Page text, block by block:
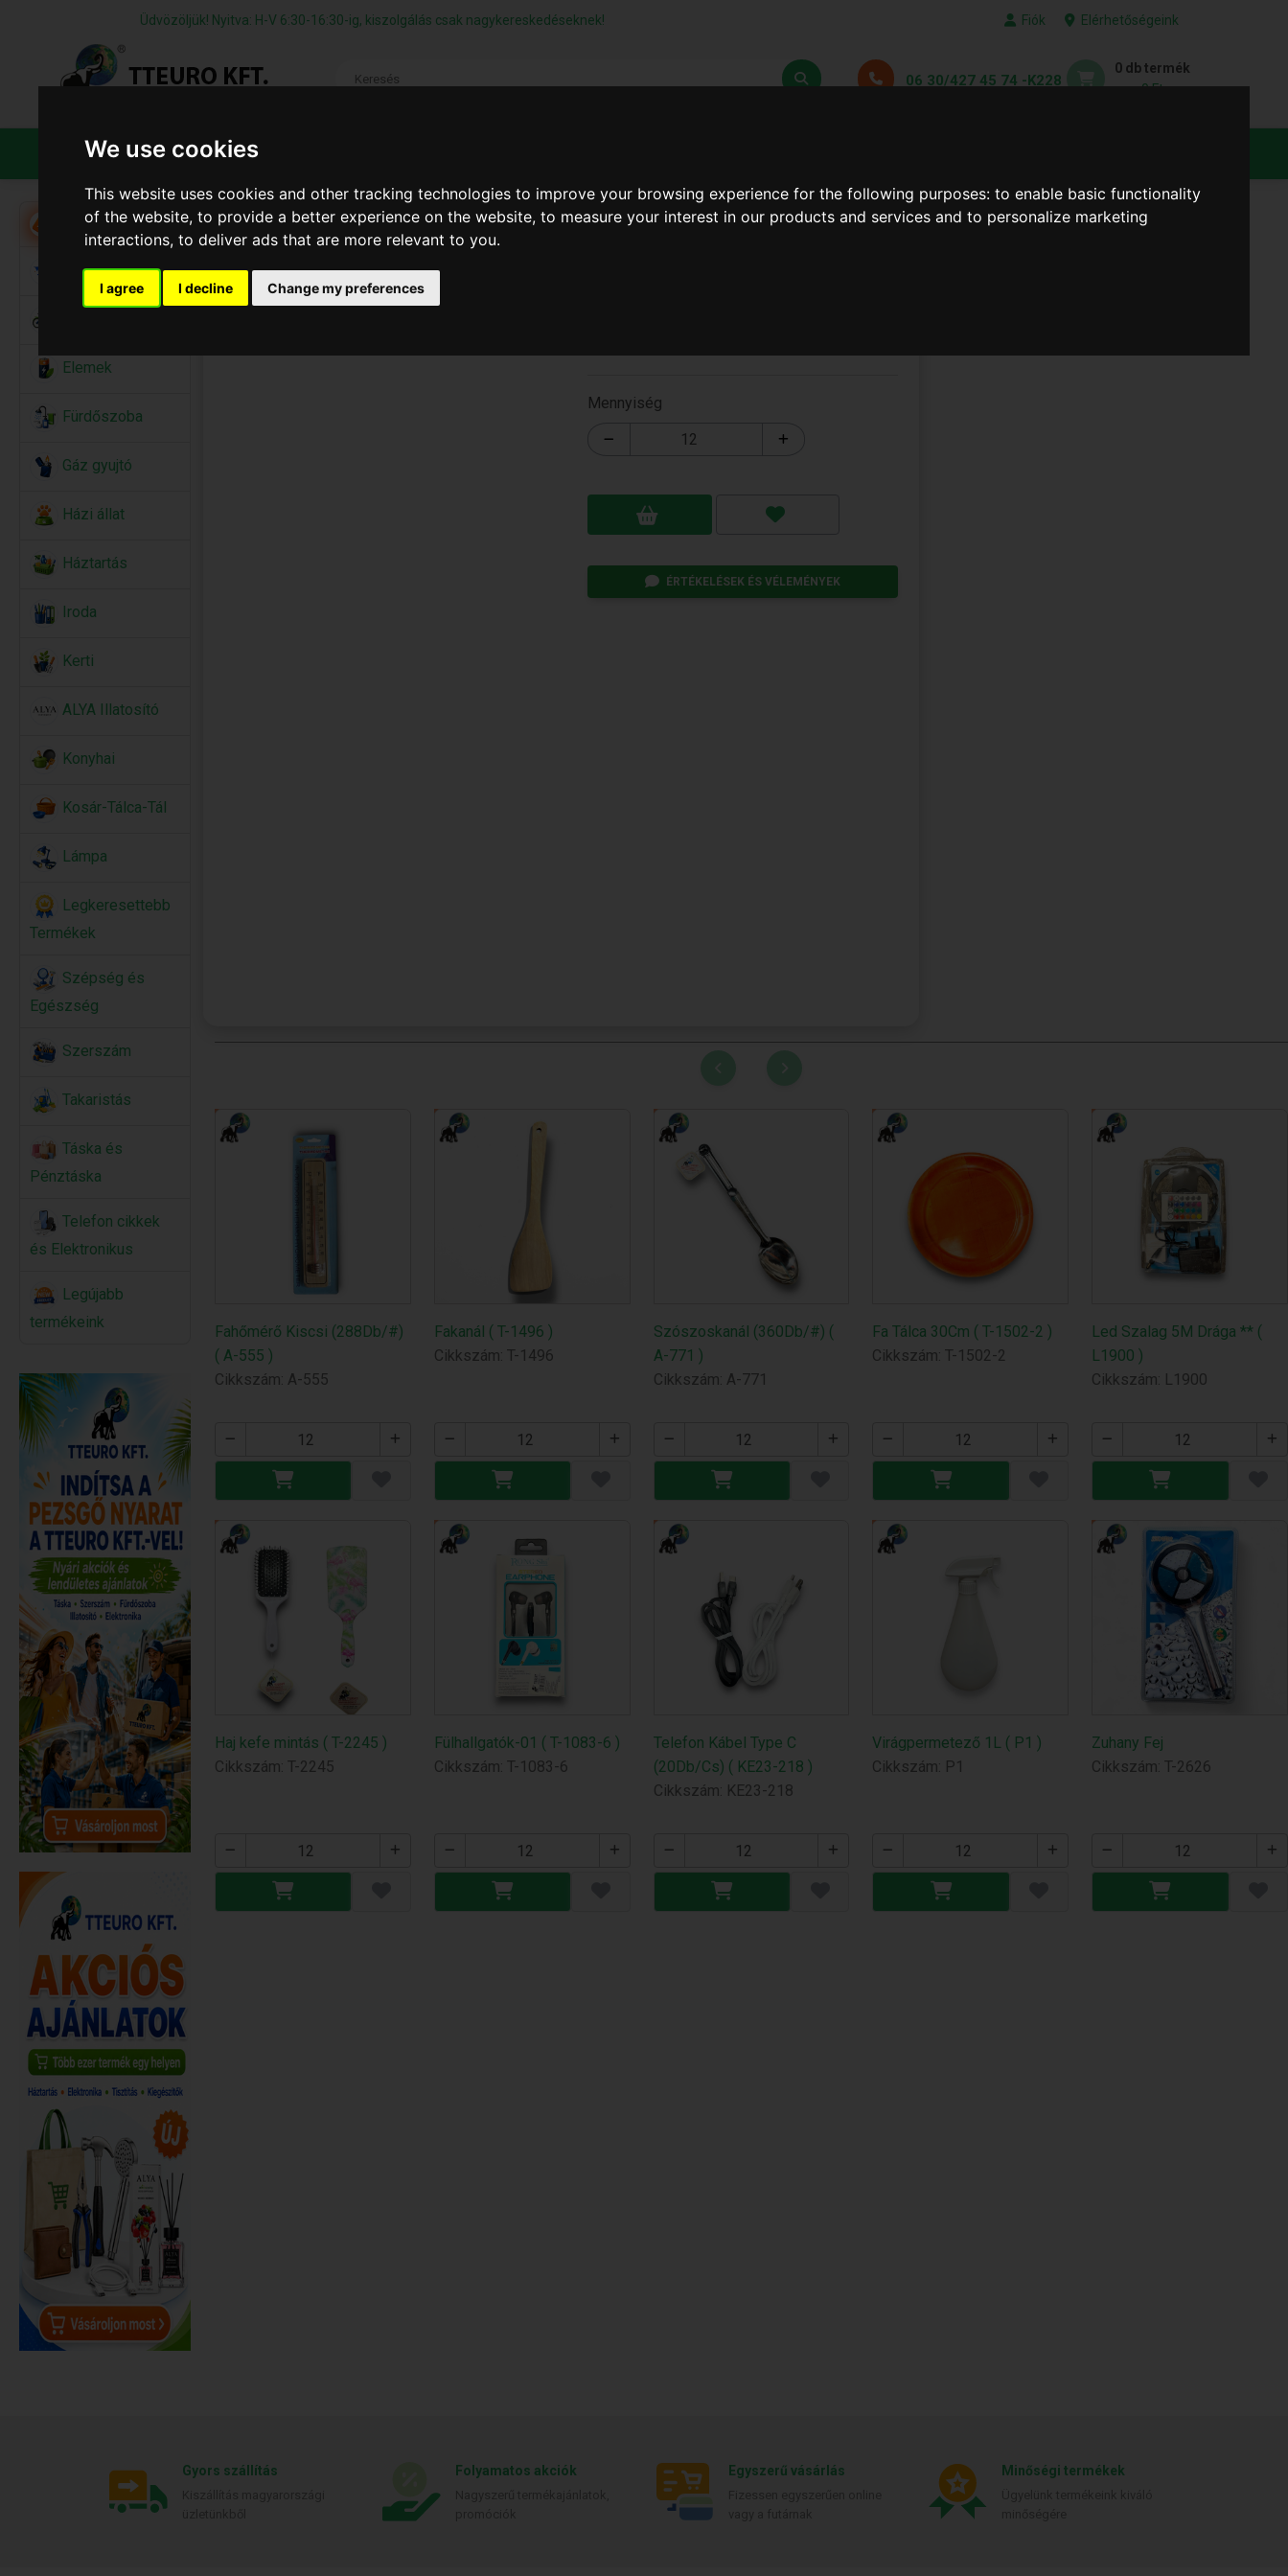
We use cookies
This website uses cookies and other tracking technologies to improve your browsing experience for the following purposes:to enable basic functionality
of the website,to provide a better experience on the website,to measure your interest in our products and services and to personalize marketing
interactions,to deliver ads that are more relevant to you.
I agree I decline Change my preferences
Üdvözöljük! Nyitva: H-V 6:30-16:30-ig, kiszolgálás csak nagykereskedéseknek! Fiók Elérhetőségeink
06 30/427 45 74 -K228
0 db termék
0 Ft
TERMÉKEK
Akció
Alkalmi Kellékek
Elemek
Fürdőszoba
Gáz gyujtó
Házi állat
Háztartás
Iroda
Kerti
ALYA Illatosító
Konyhai
Kosár-Tálca-Tál
Lámpa
Legkeresettebb
Termékek
Szépség és
Egészség
Szerszám
Takaristás
Táska és
Pénztáska
Telefon cikkek
és Elektronikus
Legújabb
termékeink
Mennyiség
ÉRTÉKELÉSEK ÉS VÉLEMÉNYEK
Fahőmérő Kiscsi (288Db/#)
( A-555 )
Cikkszám: A-555
Fakanál ( T-1496 )
Cikkszám: T-1496
Szószoskanál (360Db/#) (
A-771 )
Cikkszám: A-771
Fa Tálca 30Cm ( T-1502-2 )
Cikkszám: T-1502-2
Led Szalag 5M Drága ** (
L1900 )
Cikkszám: L1900
Haj kefe mintás ( T-2245 )
Cikkszám: T-2245
Fülhallgatók-01 ( T-1083-6 )
Cikkszám: T-1083-6
Telefon Kábel Type C
(20Db/Cs) ( KE23-218 )
Cikkszám: KE23-218
Virágpermetező 1L ( P1 )
Cikkszám: P1
Zuhany Fej
Cikkszám: T-2626
Gyors szállítás Folyamatos akciók Egyszerű vásárlás Minőségi termékek